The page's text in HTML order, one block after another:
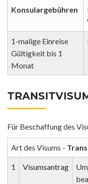
Konsulargebühren
1-malige Einreise
Gültigkeit bis 1
Monat
Für Beschaffung des
Art des Visums -
1 Visumsantrag